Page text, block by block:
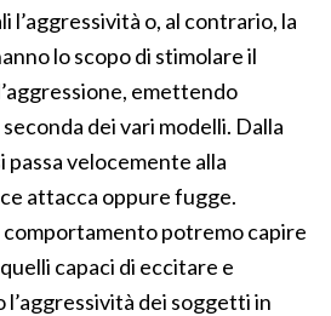
l’aggressività o, al contrario, la
lo scopo di stimolare il
emettendo
dei vari modelli. Dalla
passa velocemente alla
attacca oppure fugge.
potremo capire
capaci di eccitare e
l’aggressività dei soggetti in